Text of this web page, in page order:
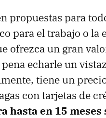
propuestas para
para el trabajo o la
ofrezca un gran
echarle un
tiene un
con tarjetas de
hasta en 15 meses